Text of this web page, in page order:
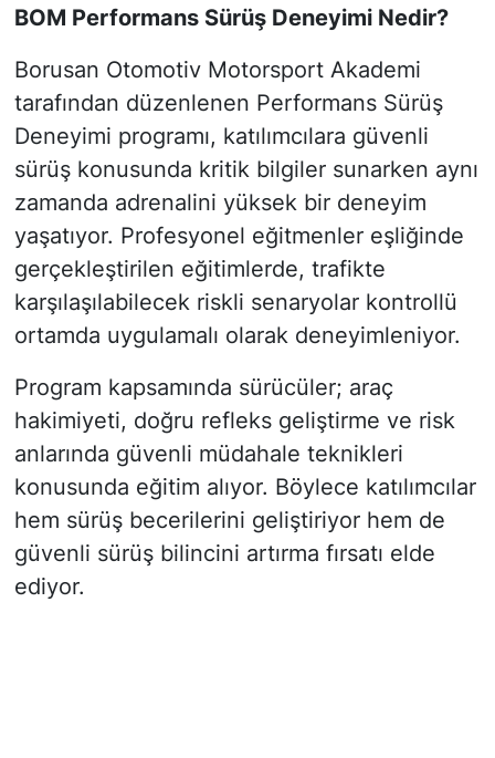
BOM Performans Sürüş Deneyimi Nedir?
Borusan Otomotiv Motorsport Akademi
tarafından düzenlenen Performans Sürüş
Deneyimi programı, katılımcılara güvenli
sürüş konusunda kritik bilgiler sunarken aynı
zamanda adrenalini yüksek bir deneyim
yaşatıyor. Profesyonel eğitmenler eşliğinde
gerçekleştirilen eğitimlerde, trafikte
karşılaşılabilecek riskli senaryolar kontrollü
ortamda uygulamalı olarak deneyimleniyor.
Program kapsamında sürücüler; araç
hakimiyeti, doğru refleks geliştirme ve risk
anlarında güvenli müdahale teknikleri
konusunda eğitim alıyor. Böylece katılımcılar
hem sürüş becerilerini geliştiriyor hem de
güvenli sürüş bilincini artırma fırsatı elde
ediyor.